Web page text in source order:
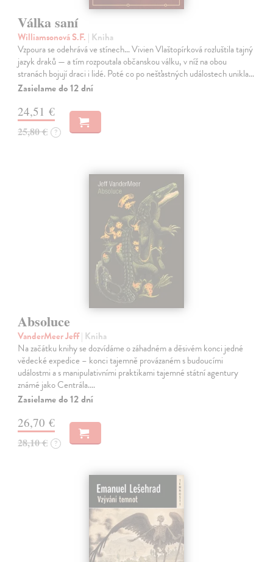
Válka saní
Williamsonová S.F. | Kniha
Vzpoura se odehrává ve stínech… Vivien Vlaštopírková rozluštila tajný
jazyk draků — a tím rozpoutala občanskou válku, v níž na obou
stranách bojují draci i lidé. Poté co po nešťastných událostech unikla…
Zasielame do 12 dní
24,51 €
25,80 € ?
Absoluce
VanderMeer Jeff| Kniha
Na začátku knihy se dozvídáme o záhadném a děsivém konci jedné
vědecké expedice – konci tajemně provázaném s budoucími
událostmi a s manipulativními praktikami tajemné státní agentury
známé jako Centrála.…
Zasielame do 12 dní
26,70 €
28,10 € ?